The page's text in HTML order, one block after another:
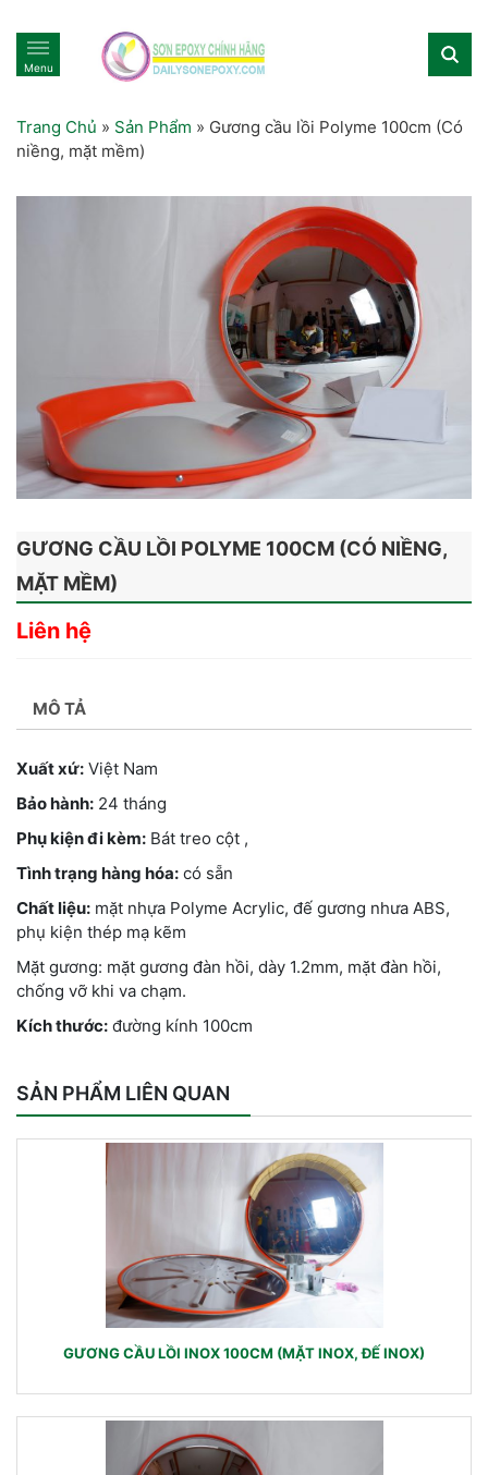
Menu
Trang Chủ » Sản Phẩm » Gương cầu lồi Polyme 100cm (Có
niềng, mặt mềm)
GƯƠNG CẦU LỒI POLYME 100CM (CÓ NIỀNG,
MẶT MỀM)
Liên hệ
MÔ TẢ
Xuất xứ: Việt Nam
Bảo hành: 24 tháng
Phụ kiện đi kèm: Bát treo cột ,
Tình trạng hàng hóa: có sẵn
Chất liệu: mặt nhựa Polyme Acrylic, đế gương nhưa ABS,
phụ kiện thép mạ kẽm
Mặt gương: mặt gương đàn hồi, dày 1.2mm, mặt đàn hồi,
chống vỡ khi va chạm.
Kích thước: đường kính 100cm
SẢN PHẨM LIÊN QUAN
GƯƠNG CẦU LỒI INOX 100CM (MẶT INOX, ĐẾ INOX)